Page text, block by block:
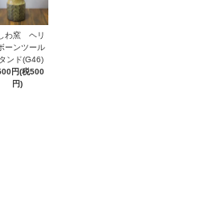
わ窯 ヘリ
ーンツール
ンド(G46)
円(税500
円)